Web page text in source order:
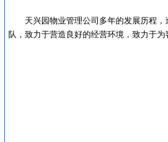
天兴园物业管理公司多年的发展历程，
队，致力于营造良好的经营环境，致力于